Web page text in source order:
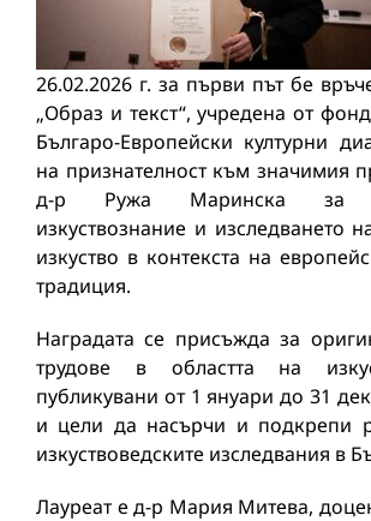
26.02.2026 г. за първи път бе
„Образ и текст“, учредена от
Българо-Европейски културни
на признателност към значимия
д-р Ружа Маринска за
изкуствознание и изследването
изкуство в контекста на
традиция.
Наградата се присъжда за
трудове в областта на
публикувани от 1 януари до 31
и цели да насърчи и подкрепи
изкуствоведските изследвания в
Лауреат е д-р Мария Митева,